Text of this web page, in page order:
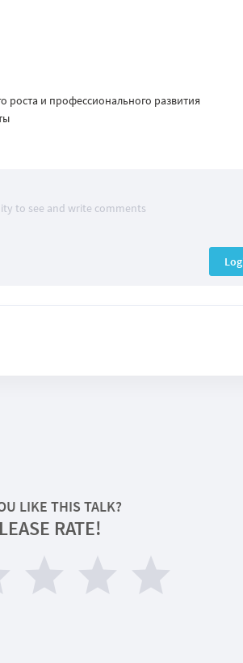
роста и профессионального развития
to see and write comments
LIKE THIS TALK?
RATE!